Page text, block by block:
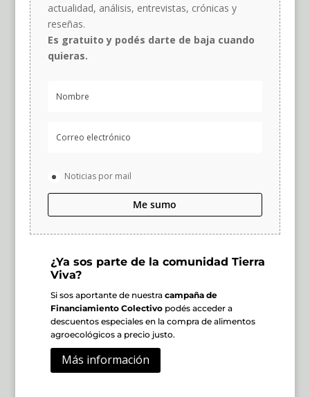
actualidad, análisis, entrevistas, crónicas y
reseñas.
Es gratuito y podés darte de baja cuando
quieras.
Noticias por mail
Me sumo
¿Ya sos parte de la comunidad Tierra
Viva?
Si sos aportante de nuestra campaña de
Financiamiento Colectivopodés acceder a
descuentos especiales en la compra de alimentos
agroecológicos a precio justo.
Más información